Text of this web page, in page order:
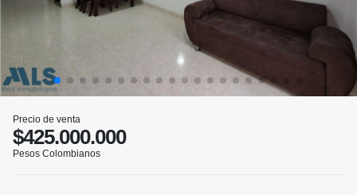
Precio de venta
$425.000.000
Pesos Colombianos